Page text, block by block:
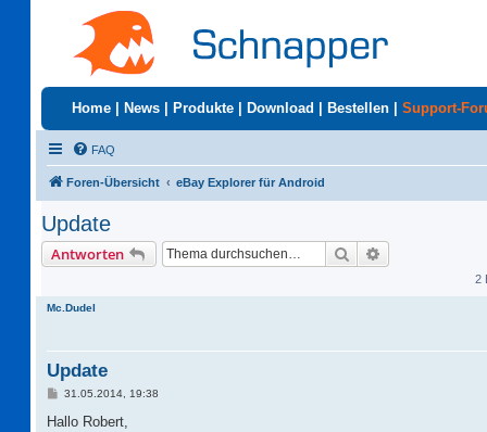
Home News Produkte Download Bestellen Support-
FAQ
Foren-Übersicht eBay Explorer für Android
Update
Antworten Suche
2
Mc.Dudel
Update
B
i
31.05.2014, 19:38
Hallo Robert,